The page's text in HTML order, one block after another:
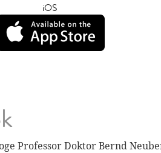
iOS
Professor Doktor Bernd